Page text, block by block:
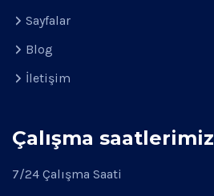
Sayfalar
Blog
İletişim
Çalışma saatlerimiz
7/24 Çalışma Saati